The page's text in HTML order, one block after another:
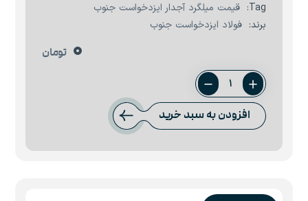
Tag:
قیمت میلگرد آجدار ایزدخواست جنوب
برند: فولاد ایزدخواست جنوب
0 تومان
میلگرد
18
ایزدخواست
افزودن به سبد خرید